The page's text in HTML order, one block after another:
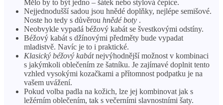
Mělo by to být jedno – šátek nebo stylová čepice.
Nejjednodušší sadou jsou hnědé doplňky, nejlépe semišové.
Noste ho tedy s důvěrou hnědé boty .
Neobvykle vypadá béžový kabát se švestkovými odstíny.
Béžový kabát s džínovými předměty bude vypadat
mladistvě. Navíc je to i praktické.
Klasický béžový kabátnejvýhodnější možnost v kombinaci
s jakýmkoli oblečením ze šatníku. Je zajímavé doplnit tento
vzhled vysokými kozačkami a přítomnost podpatku je na
vašem uvážení.
Pokud volba padla na kožich, lze jej kombinovat jak s
ležérním oblečením, tak s večerními slavnostními šaty.